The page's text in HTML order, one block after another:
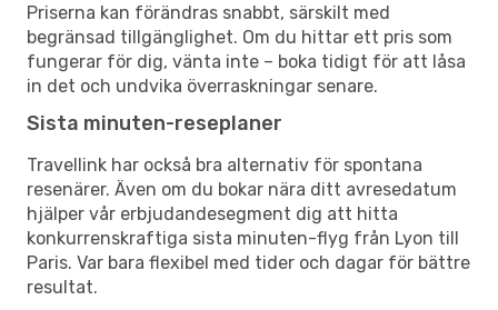
Priserna kan förändras snabbt, särskilt med
begränsad tillgänglighet. Om du hittar ett pris som
fungerar för dig, vänta inte – boka tidigt för att låsa
in det och undvika överraskningar senare.
Sista minuten-reseplaner
Travellink har också bra alternativ för spontana
resenärer. Även om du bokar nära ditt avresedatum
hjälper vår erbjudandesegment dig att hitta
konkurrenskraftiga sista minuten-flyg från Lyon till
Paris. Var bara flexibel med tider och dagar för bättre
resultat.